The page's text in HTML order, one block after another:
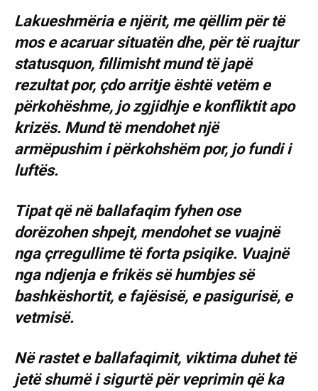
Lakueshmëria e njërit, me qëllim për të
mos e acaruar situatën dhe, për të ruajtur
statusquon, fillimisht mund të japë
rezultat por, çdo arritje është vetëm e
përkohëshme, jo zgjidhje e konfliktit apo
krizës. Mund të mendohet një
armëpushim i përkohshëm por, jo fundi i
luftës.
Tipat që në ballafaqim fyhen ose
dorëzohen shpejt, mendohet se vuajnë
nga çrregullime të forta psiqike. Vuajnë
nga ndjenja e frikës së humbjes së
bashkëshortit, e fajësisë, e pasigurisë, e
vetmisë.
Në rastet e ballafaqimit, viktima duhet të
jetë shumë i sigurtë për veprimin që ka